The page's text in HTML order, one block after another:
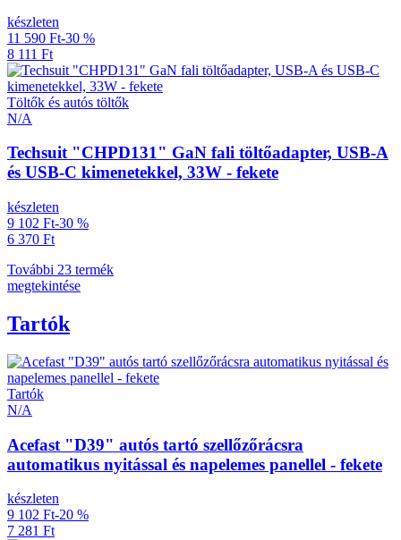
készleten
11 590 Ft-30 %
8 111 Ft
Töltők és autós töltők
N/A
Techsuit "CHPD131" GaN fali töltőadapter, USB-A
és USB-C kimenetekkel, 33W - fekete
készleten
9 102 Ft-30 %
6 370 Ft
További 23 termék
megtekintése
Tartók
Tartók
N/A
Acefast "D39" autós tartó szellőzőrácsra
automatikus nyitással és napelemes panellel - fekete
készleten
9 102 Ft-20 %
7 281 Ft